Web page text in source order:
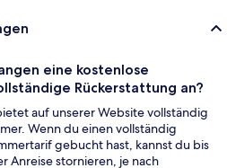
eine kostenlose
Rückerstattung an?
auf unserer Website vollständig
Wenn du einen vollständig
gebucht hast, kannst du bis
Anreise stornieren, je nach